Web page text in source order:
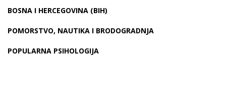
BOSNA I HERCEGOVINA (BIH)
POMORSTVO, NAUTIKA I BRODOGRADNJA
POPULARNA PSIHOLOGIJA